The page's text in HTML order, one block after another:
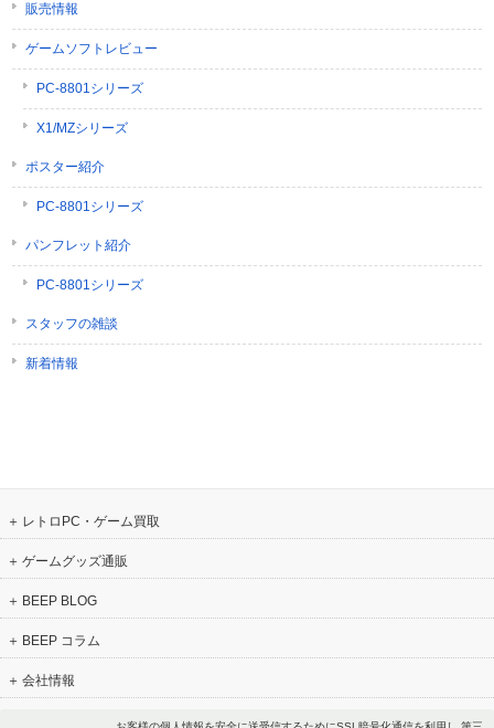
販売情報
ゲームソフトレビュー
PC-8801シリーズ
X1/MZシリーズ
ポスター紹介
PC-8801シリーズ
パンフレット紹介
PC-8801シリーズ
スタッフの雑談
新着情報
レトロPC・ゲーム買取
ゲームグッズ通販
BEEP BLOG
BEEP コラム
会社情報